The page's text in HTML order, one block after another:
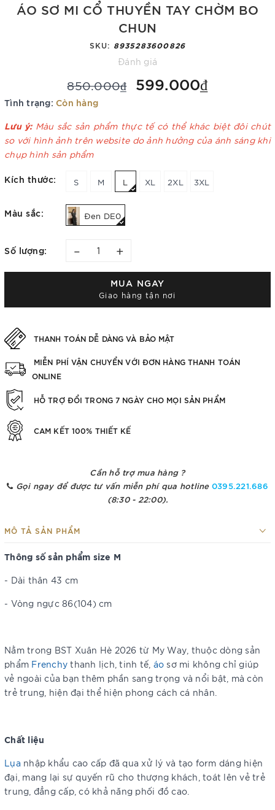
ÁO SƠ MI CỔ THUYỀN TAY CHỜM BO
CHUN
SKU: 8935283600826
Đánh giá
850.000₫ 599.000₫
Tình trạng: Còn hàng
Lưu ý: Màu sắc sản phẩm thực tế có thể khác biệt đôi chút
so với hình ảnh trên website do ảnh hưởng của ánh sáng khi
chụp hình sản phẩm
Kích thước: S M L XL 2XL 3XL
Màu sắc: Đen DE0
Số lượng: – +
MUA NGAY
Giao hàng tận nơi
THANH TOÁN DỄ DÀNG VÀ BẢO MẬT
MIỄN PHÍ VẬN CHUYỂN VỚI ĐƠN HÀNG THANH TOÁN
ONLINE
HỖ TRỢ ĐỔI TRONG 7 NGÀY CHO MỌI SẢN PHẨM
CAM KẾT 100% THIẾT KẾ
Cần hỗ trợ mua hàng ?
Gọi ngay để được tư vấn miễn phí qua hotline 0395.221.686
(8:30 - 22:00).
MÔ TẢ SẢN PHẨM
Thông số sản phẩm size M
- Dài thân 43 cm
- Vòng ngực 86(104) cm
Nằm trong BST Xuân Hè 2026 từ My Way, thuộc dòng sản
phẩm Frenchy thanh lịch, tinh tế, áo sơ mi không chỉ giúp
vẻ ngoài của bạn thêm phần sang trọng và nổi bật, mà còn
trẻ trung, hiện đại thể hiện phong cách cá nhân.
Chất liệu
Lụa nhập khẩu cao cấp đã qua xử lý và tạo form dáng hiện
đại, mang lại sự quyến rũ cho thượng khách, toát lên vẻ trẻ
trung, đẳng cấp, có khả năng phối đồ cao.